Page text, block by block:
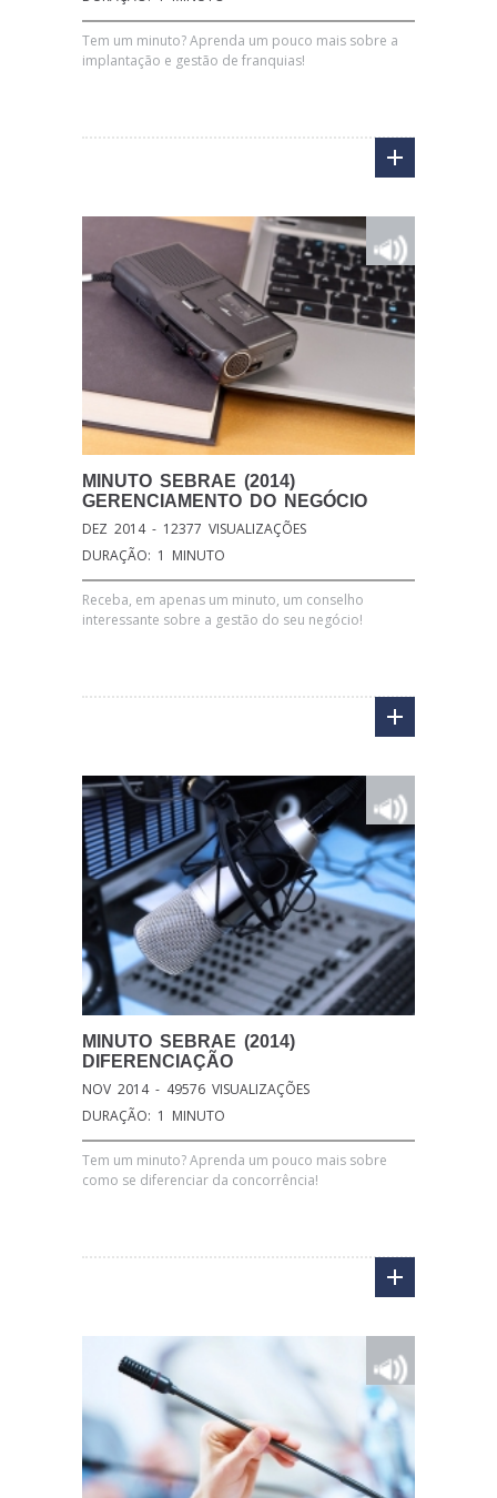
Tem um minuto? Aprenda um pouco mais sobre a
implantação e gestão de franquias!
MINUTO SEBRAE (2014)
GERENCIAMENTO DO NEGÓCIO
DEZ 2014 - 12377 VISUALIZAÇÕES
DURAÇÃO: 1 MINUTO
Receba, em apenas um minuto, um conselho
interessante sobre a gestão do seu negócio!
MINUTO SEBRAE (2014)
DIFERENCIAÇÃO
NOV 2014 - 49576 VISUALIZAÇÕES
DURAÇÃO: 1 MINUTO
Tem um minuto? Aprenda um pouco mais sobre
como se diferenciar da concorrência!